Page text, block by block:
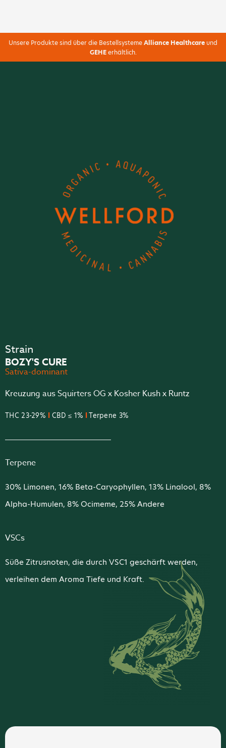
Unsere Produkte sind über die BestellsystemeAlliance Healthcare und
GEHEerhältlich.
Strain
BOZY'S CURE
Sativa-dominant
Kreuzung aus Squirters OG x Kosher Kush x Runtz
THC 23-29% I CBD≤ 1% ITerpene 3%
Terpene
30% Limonen, 16% Beta-Caryophyllen, 13% Linalool, 8%
Alpha-Humulen, 8% Ocimeme, 25% Andere
VSCs
Süße Zitrusnoten, die durch VSC1 geschärft werden,
verleihen dem Aroma Tiefe und Kraft.